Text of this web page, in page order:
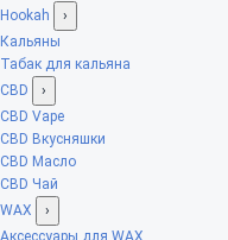
Hookah
›
Кальяны
Табак для кальяна
CBD
›
CBD Vape
CBD Вкусняшки
CBD Масло
CBD Чай
WAX
›
Аксессуары для WAX